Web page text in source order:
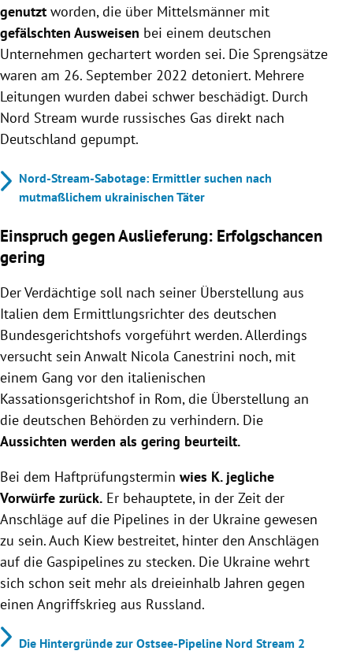
genutzt worden, die über Mittelsmänner mit
gefälschten Ausweisen bei einem deutschen
Unternehmen gechartert worden sei. Die Sprengsätze
waren am 26. September 2022 detoniert. Mehrere
Leitungen wurden dabei schwer beschädigt. Durch
Nord Stream wurde russisches Gas direkt nach
Deutschland gepumpt.
Nord-Stream-Sabotage: Ermittler suchen nach
mutmaßlichem ukrainischen Täter
Einspruch gegen Auslieferung: Erfolgschancen
gering
Der Verdächtige soll nach seiner Überstellung aus
Italien dem Ermittlungsrichter des deutschen
Bundesgerichtshofs vorgeführt werden. Allerdings
versucht sein Anwalt Nicola Canestrini noch, mit
einem Gang vor den italienischen
Kassationsgerichtshof in Rom, die Überstellung an
die deutschen Behörden zu verhindern. Die
Aussichten werden als gering beurteilt.
Bei dem Haftprüfungstermin wies K. jegliche
Vorwürfe zurück. Er behauptete, in der Zeit der
Anschläge auf die Pipelines in der Ukraine gewesen
zu sein. Auch Kiew bestreitet, hinter den Anschlägen
auf die Gaspipelines zu stecken. Die Ukraine wehrt
sich schon seit mehr als dreieinhalb Jahren gegen
einen Angriffskrieg aus Russland.
Die Hintergründe zur Ostsee-Pipeline Nord Stream 2